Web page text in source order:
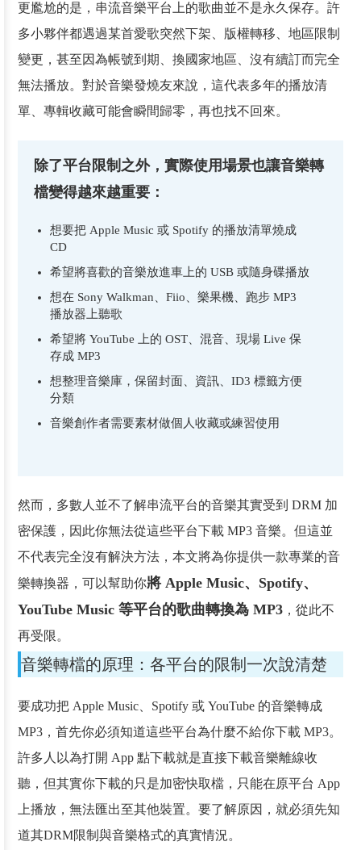
更尷尬的是，串流音樂平台上的歌曲並不是永久保存。許
多小夥伴都遇過某首愛歌突然下架、版權轉移、地區限制
變更，甚至因為帳號到期、換國家地區、沒有續訂而完全
無法播放。對於音樂發燒友來說，這代表多年的播放清
單、專輯收藏可能會瞬間歸零，再也找不回來。
除了平台限制之外，實際使用場景也讓音樂轉
檔變得越來越重要：
想要把 Apple Music 或 Spotify 的播放清單燒成
CD
希望將喜歡的音樂放進車上的 USB 或隨身碟播放
想在 Sony Walkman、Fiio、樂果機、跑步 MP3
播放器上聽歌
希望將 YouTube 上的 OST、混音、現場 Live 保
存成 MP3
想整理音樂庫，保留封面、資訊、ID3 標籤方便
分類
音樂創作者需要素材做個人收藏或練習使用
然而，多數人並不了解串流平台的音樂其實受到 DRM 加
密保護，因此你無法從這些平台下載 MP3 音樂。但這並
不代表完全沒有解決方法，本文將為你提供一款專業的音
樂轉換器，可以幫助你將 Apple Music、Spotify、
YouTube Music 等平台的歌曲轉換為 MP3 ，從此不
再受限。
音樂轉檔的原理：各平台的限制一次說清楚
要成功把 Apple Music、Spotify 或 YouTube 的音樂轉成
MP3，首先你必須知道這些平台為什麼不給你下載 MP3。
許多人以為打開 App 點下載就是直接下載音樂離線收
聽，但其實你下載的只是加密快取檔，只能在原平台 App
上播放，無法匯出至其他裝置。要了解原因，就必須先知
道其DRM限制與音樂格式的真實情況。